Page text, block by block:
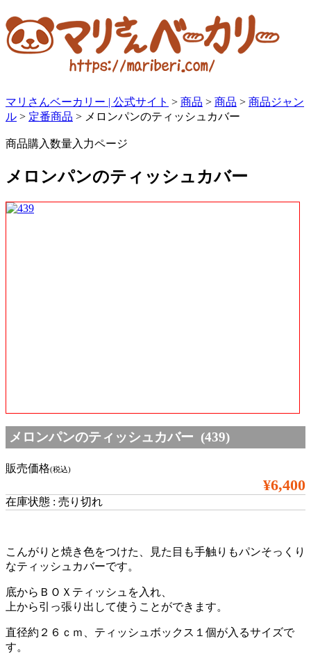
マリさんベーカリー | 公式サイト > 商品 > 商品 > 商品ジャン
ル > 定番商品 > メロンパンのティッシュカバー
商品購入数量入力ページ
メロンパンのティッシュカバー
メロンパンのティッシュカバー (439)
販売価格(税込)
¥6,400
在庫状態 : 売り切れ
こんがりと焼き色をつけた、見た目も手触りもパンそっくり
なティッシュカバーです。
底からＢＯＸティッシュを入れ、
上から引っ張り出して使うことができます。
直径約２６ｃｍ、ティッシュボックス１個が入るサイズで
す。